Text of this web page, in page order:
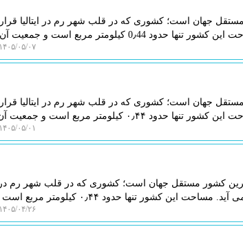
جهان است؛ کشوری که در قلب شهر رم در ایتالیا قرار
مرکز کلیسای کاتولیک جهان به حساب می آید. مساحت این کشور تنها حدود 0٫44 کیلومتر مربع
۱۴۰۵/۰۵/۰۷ ۱۱:۱۷:۲۴
جهان است؛ کشوری که در قلب شهر رم در ایتالیا قرار
مرکز کلیسای کاتولیک جهان به حساب می آید. مساحت این کشور تنها حدود ۰٫۴۴ کیلومتر مربع
۱۴۰۵/۰۵/۰۱ ۱۴:۱۲:۱۱
کشور مستقل جهان است؛ کشوری که در قلب شهر رم در
قرار دارد و مرکز کلیسای کاتولیک جهان به حساب می آید. مساحت این کشور تنها حدود ۰٫۴۴ کیلومتر
۱۴۰۵/۰۴/۲۶ ۱۳:۳۹:۲۰